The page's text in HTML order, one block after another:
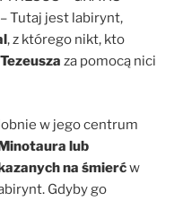
– Tutaj jest labirynt,
, z którego nikt, kto
Tezeusza za pomocą nici
w jego centrum
lub
na śmierćw
Gdyby go